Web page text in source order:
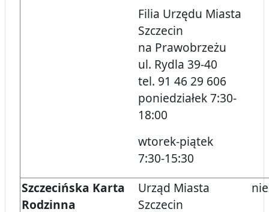
Filia Urzędu Miasta
Szczecin
na Prawobrzeżu
ul. Rydla 39-40
tel. 91 46 29 606
poniedziałek 7:30-
18:00
wtorek-piątek
7:30-15:30
Szczecińska Karta
Rodzinna
Urząd Miasta
Szczecin